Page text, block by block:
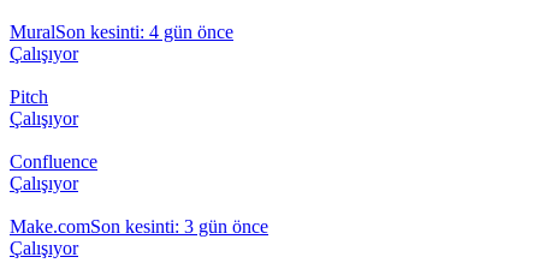
MuralSon kesinti: 4 gün önce
Çalışıyor
Pitch
Çalışıyor
Confluence
Çalışıyor
Make.comSon kesinti: 3 gün önce
Çalışıyor